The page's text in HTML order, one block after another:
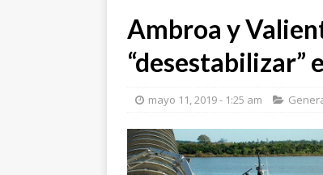
Ambroa y
“desestabilizar”
mayo 11, 2019 - 1:25 am